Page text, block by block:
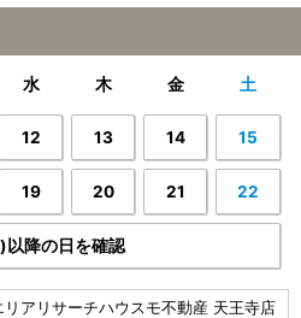
水 木 金 土
12 13 14 15
19 20 21 22
降の日を確認
リアリサーチハウスモ不動産 天王寺店